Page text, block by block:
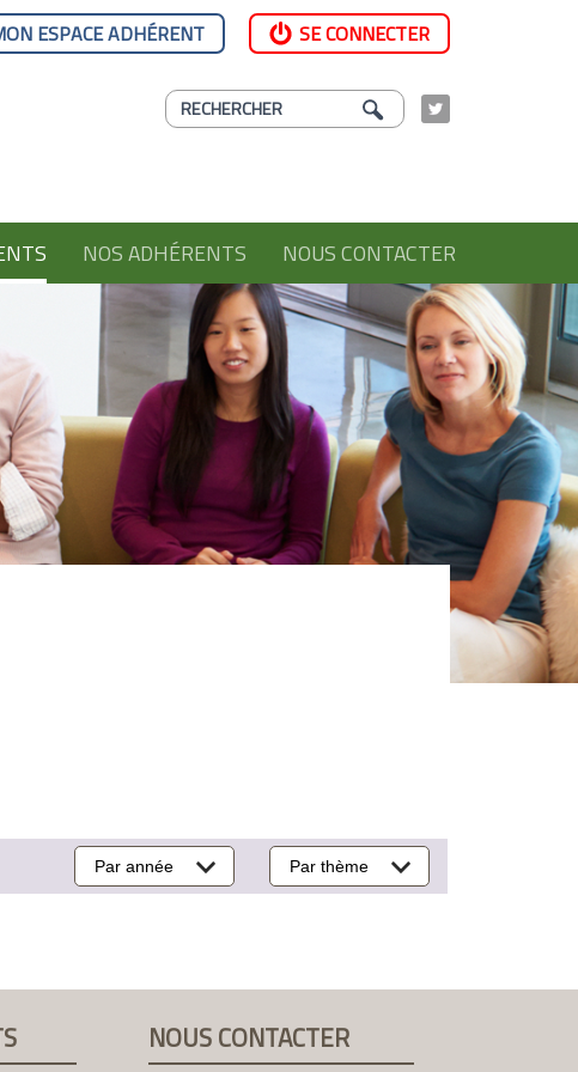
ESPACE ADHÉRENT SE CONNECTER
NOS ADHÉRENTS NOUS CONTACTER
Par année Par thème
NOUS CONTACTER